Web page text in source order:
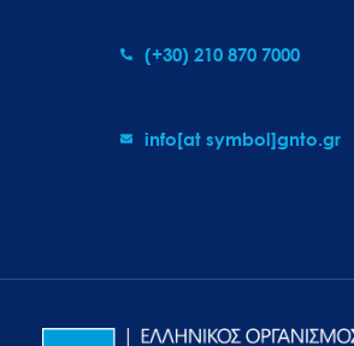
(+30) 210 870 7000
info[at symbol]gnto.gr